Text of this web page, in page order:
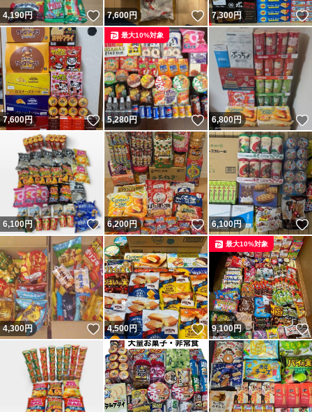
4,190円 いいね！
7,600円 いいね！
7,300円
7,600円 いいね！
5,280円 いいね！
最大10%対象
6,800円
6,100円 いいね！
6,200円 いいね！
6,100円
4,300円 いいね！
4,500円 いいね！
9,100円
最大10%対象